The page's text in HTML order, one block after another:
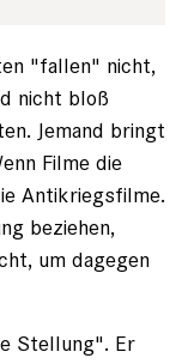
"fallen" nicht,
nicht bloß
Jemand bringt
Filme die
Antikriegsfilme.
beziehen,
um dagegen
Stellung". Er